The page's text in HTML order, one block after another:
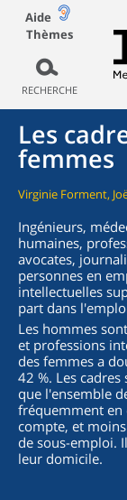
Aide
Thèmes
RECHERCHE
Les
femmes
Virginie Forment,
Ingénieurs,
humaines,
avocates,
personnes en
intellectuelles
part dans
Les hommes
et professions
des femmes a
42 %. Les
que l'ensemble
fréquemment en
compte, et
de sous-emploi.
leur domicile.